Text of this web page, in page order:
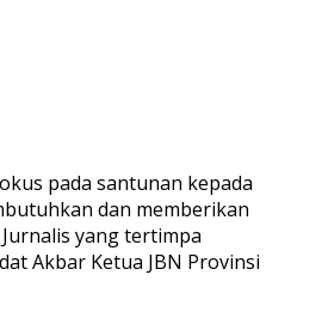
pada santunan kepada
dan memberikan
yang tertimpa
Akbar Ketua JBN Provinsi